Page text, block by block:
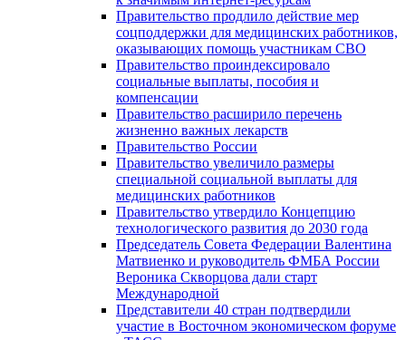
Правительство продлило действие мер
соцподдержки для медицинских работников,
оказывающих помощь участникам СВО
Правительство проиндексировало
социальные выплаты, пособия и
компенсации
Правительство расширило перечень
жизненно важных лекарств
Правительство России
Правительство увеличило размеры
специальной социальной выплаты для
медицинских работников
Правительство утвердило Концепцию
технологического развития до 2030 года
Председатель Совета Федерации Валентина
Матвиенко и руководитель ФМБА России
Вероника Скворцова дали старт
Международной
Представители 40 стран подтвердили
участие в Восточном экономическом форуме